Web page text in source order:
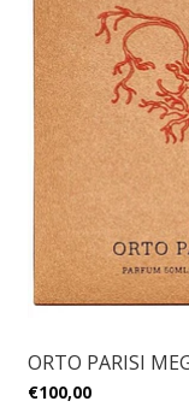
ORTO PARISI
€100,00